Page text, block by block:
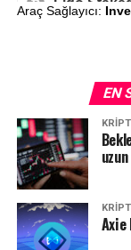
Araç Sağlayıcı:
EN